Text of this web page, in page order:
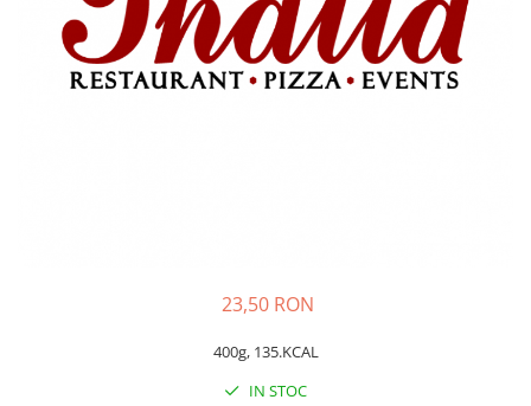
Garnituri
23,50 RON
400g, 135.KCAL
IN STOC